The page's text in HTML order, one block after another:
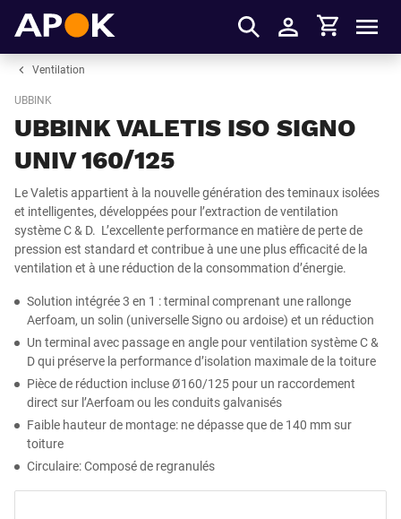
S'identifier
Panier
Ventilation
UBBINK
UBBINK VALETIS ISO SIGNO
UNIV 160/125
Le Valetis appartient à la nouvelle génération des teminaux isolées
et intelligentes, développées pour l’extraction de ventilation
système C & D. L’excellente performance en matière de perte de
pression est standard et contribue à une une plus efficacité de la
ventilation et à une réduction de la consommation d’énergie.
Solution intégrée 3 en 1 : terminal comprenant une rallonge
Aerfoam, un solin (universelle Signo ou ardoise) et un réduction
Un terminal avec passage en angle pour ventilation système C &
D qui préserve la performance d’isolation maximale de la toiture
Pièce de réduction incluse Ø160/125 pour un raccordement
direct sur l’Aerfoam ou les conduits galvanisés
Faible hauteur de montage: ne dépasse que de 140 mm sur
toiture
Circulaire: Composé de regranulés